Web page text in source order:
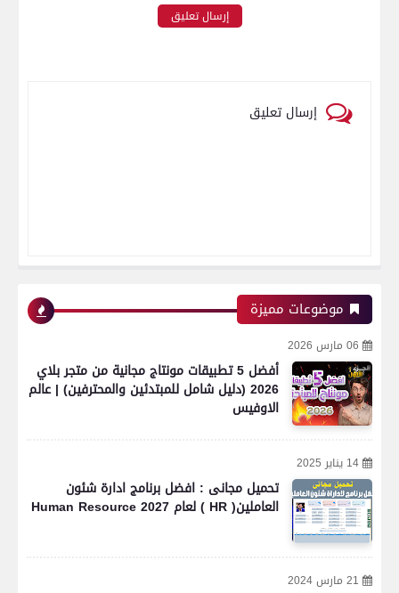
إرسال تعليق
إرسال تعليق
موضوعات مميزة
06 مارس 2026
أفضل 5 تطبيقات مونتاج مجانية من متجر بلاي
2026 (دليل شامل للمبتدئين والمحترفين) | عالم
الاوفيس
14 يناير 2025
تحميل مجانى : افضل برنامج ادارة شئون
العاملين( HR ) لعام 2027 Human Resource
21 مارس 2024